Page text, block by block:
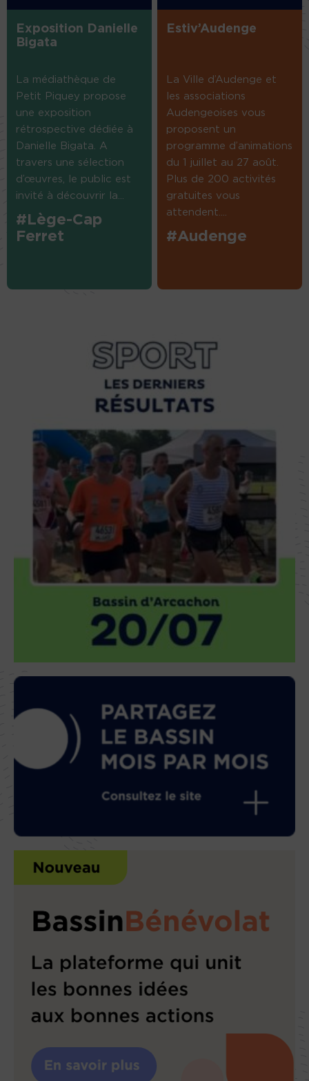
Exposition Danielle
Bigata
La médiathèque de
Petit Piquey propose
une exposition
rétrospective dédiée à
Danielle Bigata. A
travers une sélection
d’œuvres, le public est
invité à découvrir la...
#Lège-Cap
Ferret
Estiv’Audenge
La Ville d’Audenge et
les associations
Audengeoises vous
proposent un
programme d’animations
du 1 juillet au 27 août.
Plus de 200 activités
gratuites vous
attendent....
#Audenge